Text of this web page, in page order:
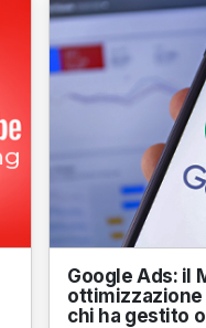
Google Ads: il
chi ha gestito